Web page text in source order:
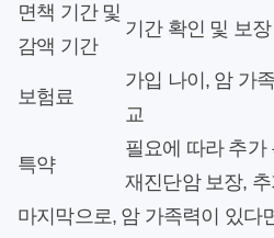
면책 기간 및
감액 기간
기간 확인 및 보
보험료
가입 나이, 암 가
교
특약
필요에 따라 추가
재진단암 보장,
마지막으로, 암 가족력이 있다